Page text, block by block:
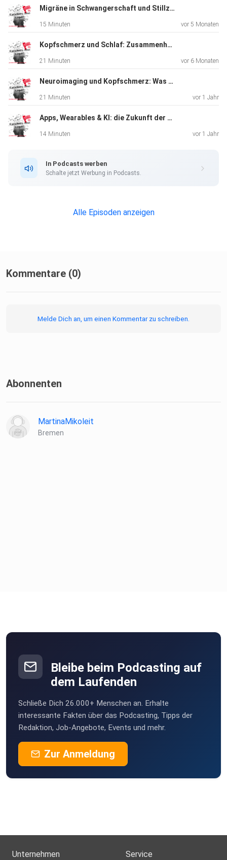
Newsletter:
https://www.attacke-kopfschmerzen.de/
Migräne in Schwangerschaft und Stillzeit: Sicher behandeln in sensiblen Phasen
15 Minuten vor 5 Monaten
Kopfschmerz und Schlaf: Zusammenhänge, Therapieansätze und Besonderheiten im Kindesalter
21 Minuten vor 6 Monaten
Neuroimaging und Kopfschmerz: Was verraten uns moderne Bildgebungsverfahren?
21 Minuten vor 1 Jahr
Apps, Wearables & KI: die Zukunft der Kopfschmerztherapie
14 Minuten vor 1 Jahr
In Podcasts werben
Schalte jetzt Werbung in Podcasts.
Alle Episoden anzeigen
Kommentare (0)
Melde Dich an, um einen Kommentar zu schreiben.
Abonnenten
MartinaMikoleit
Bremen
Bleibe beim Podcasting auf
dem Laufenden
Schließe Dich 26.000+ Menschen an. Erhalte
interessante Fakten über das Podcasting, Tipps der
Redaktion, Job-Angebote, Events und mehr.
Zur Anmeldung
Unternehmen Service